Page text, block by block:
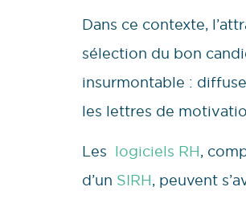
Dans ce contexte,
sélection du bon
insurmontable :
les lettres de
Les logiciels RH,
d’un SIRH, peuvent